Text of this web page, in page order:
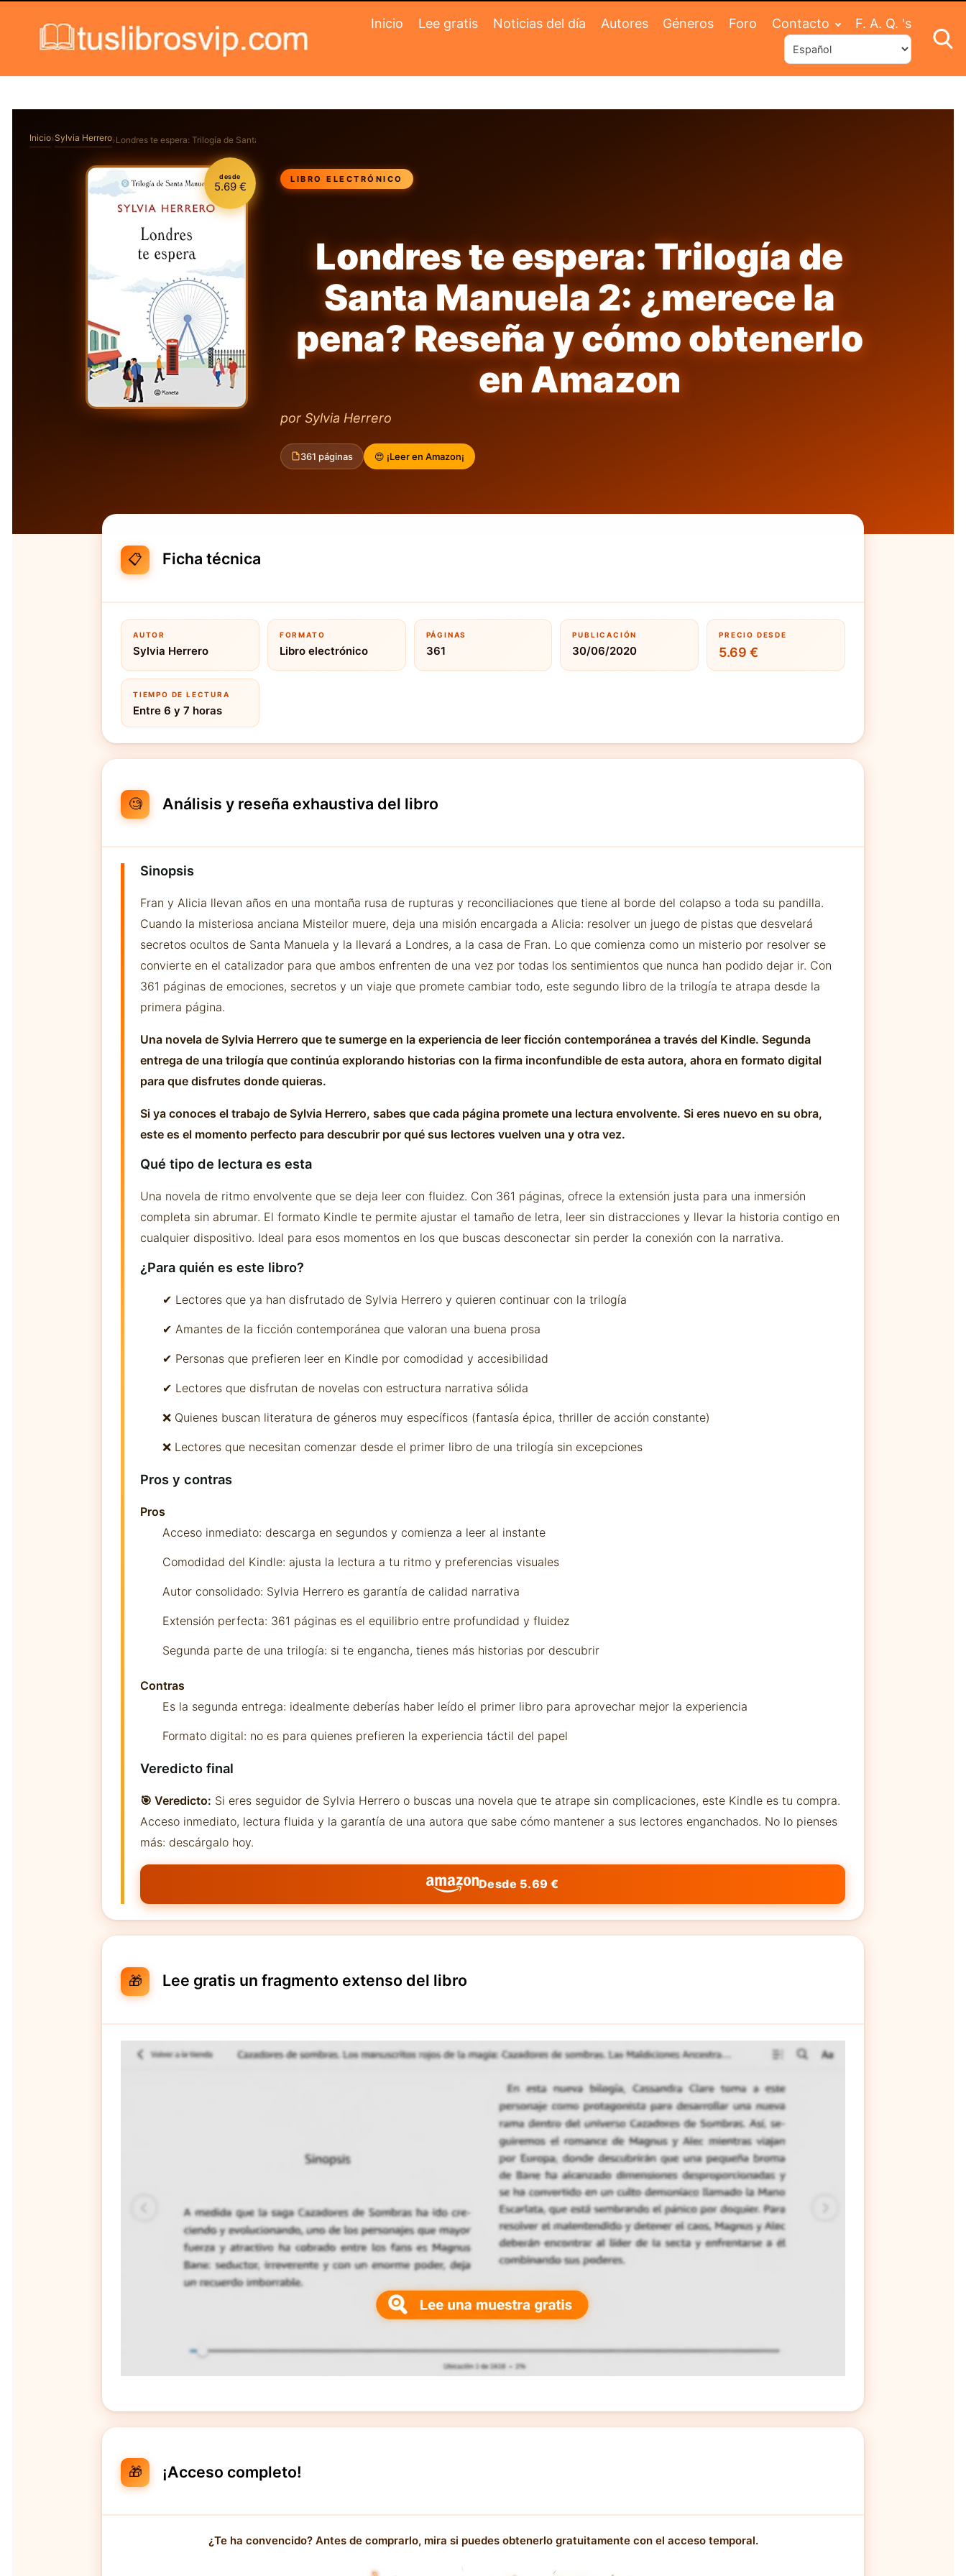
Inicio Lee gratis Noticias del día Autores Géneros Foro Contacto F. A. Q. 's
Inicio Sylvia Herrero Londres te espera: Trilogía de Santa Manuela 2
desde
5.69 €
LIBRO ELECTRÓNICO
Londres te espera: Trilogía de
Santa Manuela 2: ¿merece la
pena? Reseña y cómo obtenerlo
en Amazon
por Sylvia Herrero
361 páginas 😍 ¡Leer en Amazon¡
📋 Ficha técnica
AUTOR
Sylvia Herrero
FORMATO
Libro electrónico
PÁGINAS
361
PUBLICACIÓN
30/06/2020
PRECIO DESDE
5.69 €
TIEMPO DE LECTURA
Entre 6 y 7 horas
🧐 Análisis y reseña exhaustiva del libro
Sinopsis
Fran y Alicia llevan años en una montaña rusa de rupturas y reconciliaciones que tiene al borde del colapso a toda su pandilla.
Cuando la misteriosa anciana Misteilor muere, deja una misión encargada a Alicia: resolver un juego de pistas que desvelará
secretos ocultos de Santa Manuela y la llevará a Londres, a la casa de Fran. Lo que comienza como un misterio por resolver se
convierte en el catalizador para que ambos enfrenten de una vez por todas los sentimientos que nunca han podido dejar ir. Con
361 páginas de emociones, secretos y un viaje que promete cambiar todo, este segundo libro de la trilogía te atrapa desde la
primera página.
Una novela de Sylvia Herrero que te sumerge en la experiencia de leer ficción contemporánea a través del Kindle. Segunda
entrega de una trilogía que continúa explorando historias con la firma inconfundible de esta autora, ahora en formato digital
para que disfrutes donde quieras.
Si ya conoces el trabajo de Sylvia Herrero, sabes que cada página promete una lectura envolvente. Si eres nuevo en su obra,
este es el momento perfecto para descubrir por qué sus lectores vuelven una y otra vez.
Qué tipo de lectura es esta
Una novela de ritmo envolvente que se deja leer con fluidez. Con 361 páginas, ofrece la extensión justa para una inmersión
completa sin abrumar. El formato Kindle te permite ajustar el tamaño de letra, leer sin distracciones y llevar la historia contigo en
cualquier dispositivo. Ideal para esos momentos en los que buscas desconectar sin perder la conexión con la narrativa.
¿Para quién es este libro?
✔ Lectores que ya han disfrutado de Sylvia Herrero y quieren continuar con la trilogía
✔ Amantes de la ficción contemporánea que valoran una buena prosa
✔ Personas que prefieren leer en Kindle por comodidad y accesibilidad
✔ Lectores que disfrutan de novelas con estructura narrativa sólida
❌ Quienes buscan literatura de géneros muy específicos (fantasía épica, thriller de acción constante)
❌ Lectores que necesitan comenzar desde el primer libro de una trilogía sin excepciones
Pros y contras
Pros
Acceso inmediato: descarga en segundos y comienza a leer al instante
Comodidad del Kindle: ajusta la lectura a tu ritmo y preferencias visuales
Autor consolidado: Sylvia Herrero es garantía de calidad narrativa
Extensión perfecta: 361 páginas es el equilibrio entre profundidad y fluidez
Segunda parte de una trilogía: si te engancha, tienes más historias por descubrir
Contras
Es la segunda entrega: idealmente deberías haber leído el primer libro para aprovechar mejor la experiencia
Formato digital: no es para quienes prefieren la experiencia táctil del papel
Veredicto final
🎯 Veredicto: Si eres seguidor de Sylvia Herrero o buscas una novela que te atrape sin complicaciones, este Kindle es tu compra.
Acceso inmediato, lectura fluida y la garantía de una autora que sabe cómo mantener a sus lectores enganchados. No lo pienses
más: descárgalo hoy.
Desde 5.69 €
🎁 Lee gratis un fragmento extenso del libro
🎁 ¡Acceso completo!
¿Te ha convencido? Antes de comprarlo, mira si puedes obtenerlo gratuitamente con el acceso temporal.